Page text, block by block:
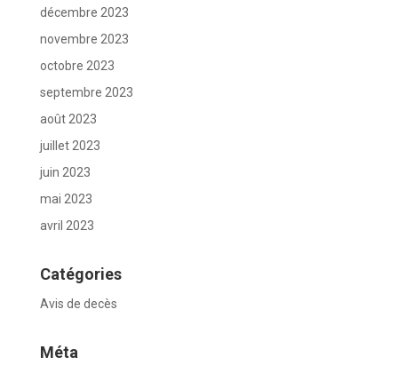
décembre 2023
novembre 2023
octobre 2023
septembre 2023
août 2023
juillet 2023
juin 2023
mai 2023
avril 2023
Catégories
Avis de decès
Méta